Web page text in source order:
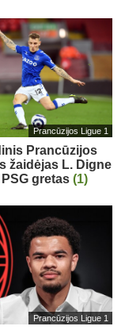
Prancūzijos Ligue 1
Prancūzijos
žaidėjas L. Digne
gretas (1)
Prancūzijos Ligue 1